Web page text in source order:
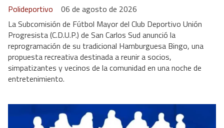
Polideportivo
06 de agosto de 2026
La Subcomisión de Fútbol Mayor del Club Deportivo Unión
Progresista (C.D.U.P.) de San Carlos Sud anunció la
reprogramación de su tradicional Hamburguesa Bingo, una
propuesta recreativa destinada a reunir a socios,
simpatizantes y vecinos de la comunidad en una noche de
entretenimiento.